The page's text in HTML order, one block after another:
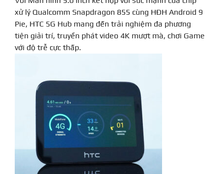
xử lý Qualcomm Snapdragon 855 cùng HĐH Android 9
Pie, HTC 5G Hub mang đến trải nghiệm đa phương
tiện giải trí, truyền phát video 4K mượt mà, chơi Game
với độ trễ cực thấp.